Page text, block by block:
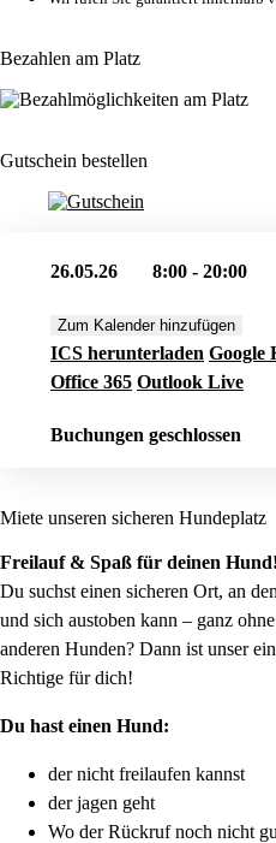
Bezahlen am Platz
Gutschein bestellen
26.05.26 8:00 - 20:00
Zum Kalender hinzufügen
ICS herunterladen Google
Office 365 Outlook Live
Buchungen geschlossen
Miete unseren sicheren Hundeplatz
Freilauf & Spaß für deinen Hund!
Du suchst einen sicheren Ort, an
und sich austoben kann – ganz
anderen Hunden? Dann ist unser
Richtige für dich!
Du hast einen Hund:
der nicht freilaufen kannst
der jagen geht
Wo der Rückruf noch nicht